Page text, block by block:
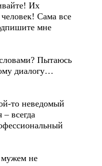
Их
Сама все
мне
Пытаюсь
диалогу…
то неведомый
– всегда
мужем не